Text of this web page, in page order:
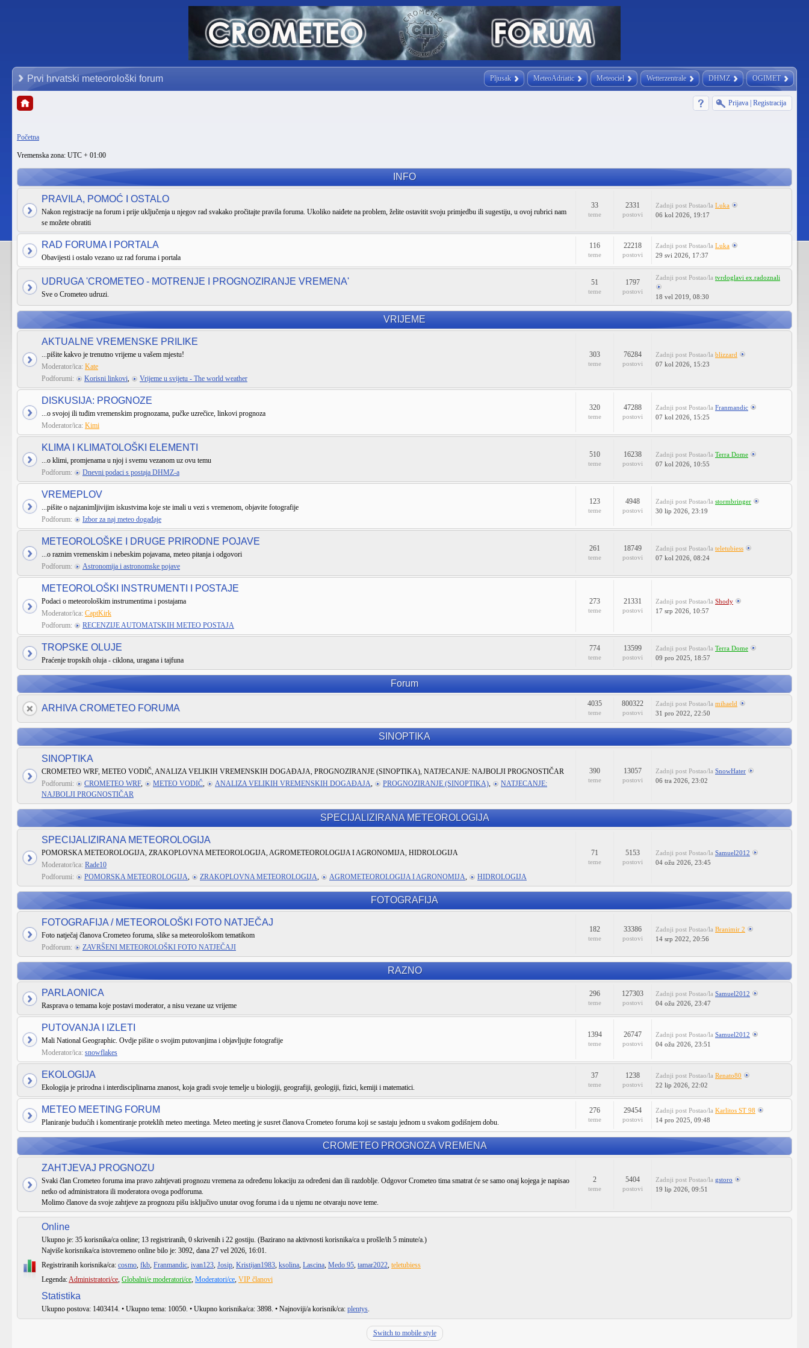
Pljusak MeteoAdriatic Meteociel Wetterzentrale DHMZ OGIMET
Prvi hrvatski meteorološki forum
Prijava Registracija
Početna
Vremenska zona: UTC + 01:00
INFO
PRAVILA, POMOĆ I OSTALO
Nakon registracije na forum i prije uključenja u njegov rad svakako pročitajte pravila foruma. Ukoliko naiđete na problem, želite ostavitit svoju primjedbu ili sugestiju, u ovoj rubrici nam
se možete obratiti
33
teme
2331
postovi
Zadnji post Postao/la Luka
06 kol 2026, 19:17
RAD FORUMA I PORTALA
Obavijesti i ostalo vezano uz rad foruma i portala
116
teme
22218
postovi
Zadnji post Postao/la Luka
29 svi 2026, 17:37
UDRUGA 'CROMETEO - MOTRENJE I PROGNOZIRANJE VREMENA'
Sve o Crometeo udruzi.
51
teme
1797
postovi
Zadnji post Postao/la tvrdoglavi ex.radoznali
18 vel 2019, 08:30
VRIJEME
AKTUALNE VREMENSKE PRILIKE
...pišite kakvo je trenutno vrijeme u vašem mjestu!
Moderator/ica: Kate
Podforumi:
Korisni linkovi, Vrijeme u svijetu - The world weather
303
teme
76284
postovi
Zadnji post Postao/la blizzard
07 kol 2026, 15:23
DISKUSIJA: PROGNOZE
...o svojoj ili tuđim vremenskim prognozama, pučke uzrečice, linkovi prognoza
Moderator/ica: Kimi
320
teme
47288
postovi
Zadnji post Postao/la Franmandic
07 kol 2026, 15:25
KLIMA I KLIMATOLOŠKI ELEMENTI
...o klimi, promjenama u njoj i svemu vezanom uz ovu temu
Podforum:
Dnevni podaci s postaja DHMZ-a
510
teme
16238
postovi
Zadnji post Postao/la Terra Dome
07 kol 2026, 10:55
VREMEPLOV
...pišite o najzanimljivijim iskustvima koje ste imali u vezi s vremenom, objavite fotografije
Podforum:
Izbor za naj meteo događaje
123
teme
4948
postovi
Zadnji post Postao/la stormbringer
30 lip 2026, 23:19
METEOROLOŠKE I DRUGE PRIRODNE POJAVE
...o raznim vremenskim i nebeskim pojavama, meteo pitanja i odgovori
Podforum:
Astronomija i astronomske pojave
261
teme
18749
postovi
Zadnji post Postao/la teletubiess
07 kol 2026, 08:24
METEOROLOŠKI INSTRUMENTI I POSTAJE
Podaci o meteorološkim instrumentima i postajama
Moderator/ica: CaptKirk
Podforum:
RECENZIJE AUTOMATSKIH METEO POSTAJA
273
teme
21331
postovi
Zadnji post Postao/la Shody
17 srp 2026, 10:57
TROPSKE OLUJE
Praćenje tropskih oluja - ciklona, uragana i tajfuna
774
teme
13599
postovi
Zadnji post Postao/la Terra Dome
09 pro 2025, 18:57
Forum
ARHIVA CROMETEO FORUMA 4035
teme
800322
postovi
Zadnji post Postao/la mihaeld
31 pro 2022, 22:50
SINOPTIKA
SINOPTIKA
CROMETEO WRF, METEO VODIČ, ANALIZA VELIKIH VREMENSKIH DOGAĐAJA, PROGNOZIRANJE (SINOPTIKA), NATJECANJE: NAJBOLJI PROGNOSTIČAR
Podforumi:
CROMETEO WRF, METEO VODIČ, ANALIZA VELIKIH VREMENSKIH DOGAĐAJA, PROGNOZIRANJE (SINOPTIKA),
NATJECANJE:
NAJBOLJI PROGNOSTIČAR
390
teme
13057
postovi
Zadnji post Postao/la SnowHater
06 tra 2026, 23:02
SPECIJALIZIRANA METEOROLOGIJA
SPECIJALIZIRANA METEOROLOGIJA
POMORSKA METEOROLOGIJA, ZRAKOPLOVNA METEOROLOGIJA, AGROMETEOROLOGIJA I AGRONOMIJA, HIDROLOGIJA
Moderator/ica: Rade10
Podforumi:
POMORSKA METEOROLOGIJA, ZRAKOPLOVNA METEOROLOGIJA, AGROMETEOROLOGIJA I AGRONOMIJA, HIDROLOGIJA
71
teme
5153
postovi
Zadnji post Postao/la Samuel2012
04 ožu 2026, 23:45
FOTOGRAFIJA
FOTOGRAFIJA / METEOROLOŠKI FOTO NATJEČAJ
Foto natječaj članova Crometeo foruma, slike sa meteorološkom tematikom
Podforum:
ZAVRŠENI METEOROLOŠKI FOTO NATJEČAJI
182
teme
33386
postovi
Zadnji post Postao/la Branimir 2
14 srp 2022, 20:56
RAZNO
PARLAONICA
Rasprava o temama koje postavi moderator, a nisu vezane uz vrijeme
296
teme
127303
postovi
Zadnji post Postao/la Samuel2012
04 ožu 2026, 23:47
PUTOVANJA I IZLETI
Mali National Geographic. Ovdje pišite o svojim putovanjima i objavljujte fotografije
Moderator/ica: snowflakes
1394
teme
26747
postovi
Zadnji post Postao/la Samuel2012
04 ožu 2026, 23:51
EKOLOGIJA
Ekologija je prirodna i interdisciplinarna znanost, koja gradi svoje temelje u biologiji, geografiji, geologiji, fizici, kemiji i matematici.
37
teme
1238
postovi
Zadnji post Postao/la Renato80
22 lip 2026, 22:02
METEO MEETING FORUM
Planiranje budućih i komentiranje proteklih meteo meetinga. Meteo meeting je susret članova Crometeo foruma koji se sastaju jednom u svakom godišnjem dobu.
276
teme
29454
postovi
Zadnji post Postao/la Karlitos ST 98
14 pro 2025, 09:48
CROMETEO PROGNOZA VREMENA
ZAHTJEVAJ PROGNOZU
Svaki član Crometeo foruma ima pravo zahtjevati prognozu vremena za određenu lokaciju za određeni dan ili razdoblje. Odgovor Crometeo tima smatrat će se samo onaj kojega je napisao
netko od administratora ili moderatora ovoga podforuma.
Molimo članove da svoje zahtjeve za prognozu pišu isključivo unutar ovog foruma i da u njemu ne otvaraju nove teme.
2
teme
5404
postovi
Zadnji post Postao/la gstoro
19 lip 2026, 09:51
Online
Ukupno je: 35 korisnika/ca online; 13 registriranih, 0 skrivenih i 22 gostiju. (Bazirano na aktivnosti korisnika/ca u prošle/ih 5 minute/a.)
Najviše korisnika/ca istovremeno online bilo je: 3092, dana 27 vel 2026, 16:01.
Registriranih korisnika/ca: cosmo, fkb, Franmandic, ivan123, Josip, Kristijan1983, ksolina, Lascina, Medo 95, tamar2022, teletubiess
Legenda:Administratori/ce, Globalni/e moderatori/ce, Moderatori/ce, VIP članovi
Statistika
Ukupno postova: 1403414. • Ukupno tema: 10050. • Ukupno korisnika/ca: 3898. • Najnoviji/a korisnik/ca: plentys.
Switch to mobile style